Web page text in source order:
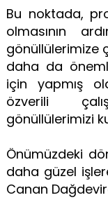
Bu noktada,
olmasının
gönüllülerimize
daha da
için yapmış
özverili
gönüllülerimizi
Önümüzdeki
daha güzel
Canan